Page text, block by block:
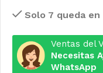
Solo 7 queda
Ventas del
Necesitas
WhatsApp